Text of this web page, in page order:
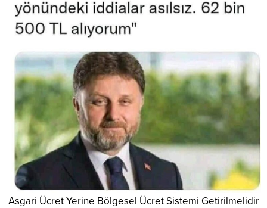
Asgari Ücret Yerine Bölgesel Ücret Sistemi Getirilmelidir